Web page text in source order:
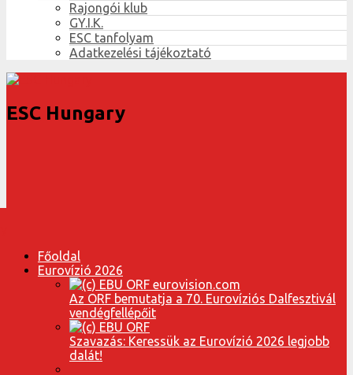
Rajongói klub
GY.I.K.
ESC tanfolyam
Adatkezelési tájékoztató
ESC Hungary
Főoldal
Eurovízió 2026
Az ORF bemutatja a 70. Eurovíziós Dalfesztivál
vendégfellépőit
Szavazás: Keressük az Eurovízió 2026 legjobb
dalát!